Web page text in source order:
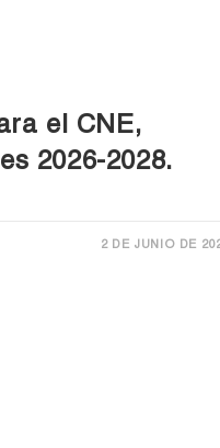
el CNE,
2026-2028.
2 DE JUNIO DE